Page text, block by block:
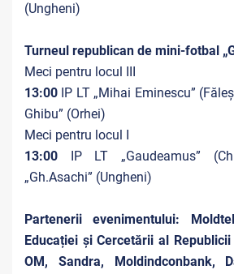
(Ungheni)
Turneul republican de mini-fotbal
Meci pentru locul III
13:00 IP LT „Mihai Eminescu”
Ghibu” (Orhei)
Meci pentru locul I
13:00 IP LT „Gaudeamus”
„Gh.Asachi” (Ungheni)
Partenerii evenimentului:
Educației și Cercetării al Republicii
OM, Sandra, Moldindconbank,